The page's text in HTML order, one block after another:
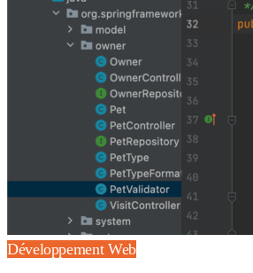
Développement Web